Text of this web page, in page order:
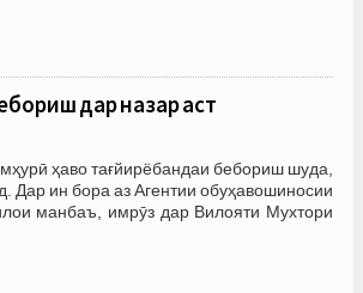
дар назар аст
ҳаво тағйирёбандаи бебориш шуда,
Дар ин бора аз Агентии обуҳавошиносии
манбаъ, имрӯз дар Вилояти Мухтори